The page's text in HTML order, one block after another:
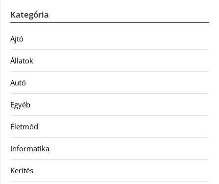
Kategória
Ajtó
Állatok
Autó
Egyéb
Életmód
Informatika
Kerítés